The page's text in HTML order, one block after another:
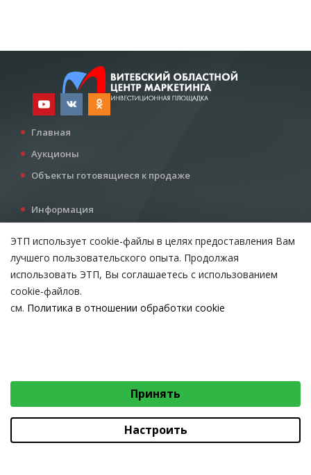
Главная
Аукционы
Объекты готовящиеся к продаже
Информация
Все для инвестора
Контакты
Возникли вопросы?
© 2026 Коммунальное консалтинговое унитарное предприятие
«Витебский областной центр маркетинга» - Все права защищены
авторским правом
Коммунальное консалтинговое унитарное предприятие «Витебский областной
ЭТП использует cookie-файлы в целях предоставления Вам
лучшего пользовательского опыта. Продолжая
использовать ЭТП, Вы соглашаетесь с использованием
cookie-файлов.
см. Политика в отношении обработки cookie
Принять
Настроить